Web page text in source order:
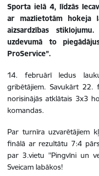
Sporta ielā 4, līdzās
ar mazlietotām hokeja
aizsardzības
uzdevumā to
ProService”.
14. februārī ledus
gribētājiem. Savukārt 22.
norisinājās atklātais 3x3
komandas.
Par turnīra uzvarētājiem
finālā ar rezultātu 7:4
par 3.vietu ''Pingvīni un
Sveicam labākos!